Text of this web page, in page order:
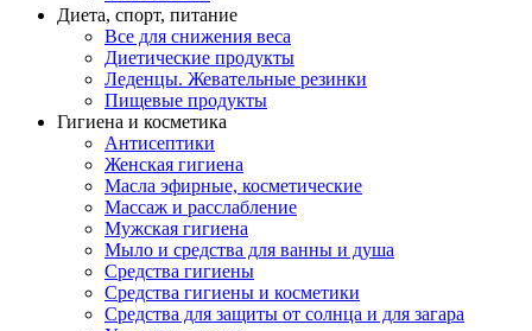
Диета, спорт, питание
Все для снижения веса
Диетические продукты
Леденцы. Жевательные резинки
Пищевые продукты
Гигиена и косметика
Антисептики
Женская гигиена
Масла эфирные, косметические
Массаж и расслабление
Мужская гигиена
Мыло и средства для ванны и душа
Средства гигиены
Средства гигиены и косметики
Средства для защиты от солнца и для загара